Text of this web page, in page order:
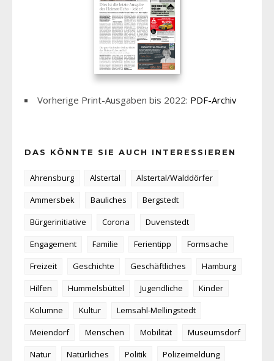
Vorherige Print-Ausgaben bis 2022: PDF-Archiv
DAS KÖNNTE SIE AUCH INTERESSIEREN
Ahrensburg Alstertal
Alstertal/Walddörfer
Ammersbek
Bauliches
Bergstedt
Bürgerinitiative
Corona
Duvenstedt
Engagement
Familie Ferientipp
Formsache
Freizeit
Geschichte Geschäftliches
Hamburg
Hilfen
Hummelsbüttel Jugendliche
Kinder
Kolumne
Kultur
Lemsahl-Mellingstedt
Meiendorf
Menschen Mobilität
Museumsdorf
Natur
Natürliches Politik
Polizeimeldung